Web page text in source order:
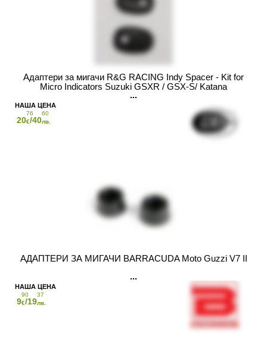
Адаптери за мигачи R&G RACING Indy Spacer - Kit for
Micro Indicators Suzuki GSXR / GSX-S/ Katana
20
76
€/40
60
лв.
АДАПТЕРИ ЗА МИГАЧИ BARRACUDA Moto Guzzi V7 II
9
90
€/19
37
лв.